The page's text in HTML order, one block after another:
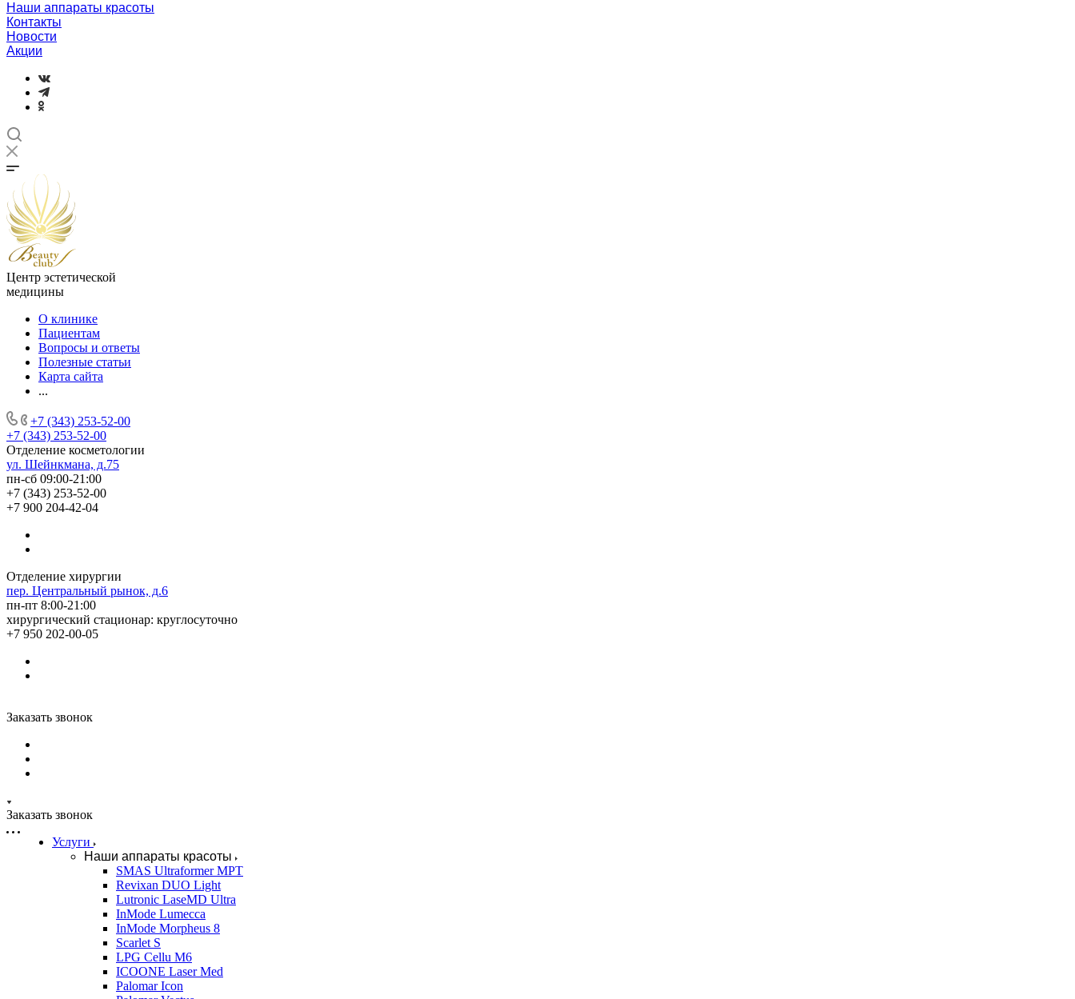
Наши аппараты красоты
Контакты
Новости
Акции
Центр эстетической
медицины
О клинике
Пациентам
Вопросы и ответы
Полезные статьи
Карта сайта
...
+7 (343) 253-52-00
+7 (343) 253-52-00
Отделение косметологии
ул. Шейнкмана, д.75
пн-сб 09:00-21:00
+7 (343) 253-52-00
+7 900 204-42-04
Отделение хирургии
пер. Центральный рынок, д.6
пн-пт 8:00-21:00
хирургический стационар: круглосуточно
+7 950 202-00-05
Заказать звонок
Заказать звонок
Услуги
Наши аппараты красоты
SMAS Ultraformer MPT
Revixan DUO Light
Lutronic LaseMD Ultra
InMode Lumecca
InMode Morpheus 8
Scarlet S
LPG Cellu M6
ICOONE Laser Med
Palomar Icon